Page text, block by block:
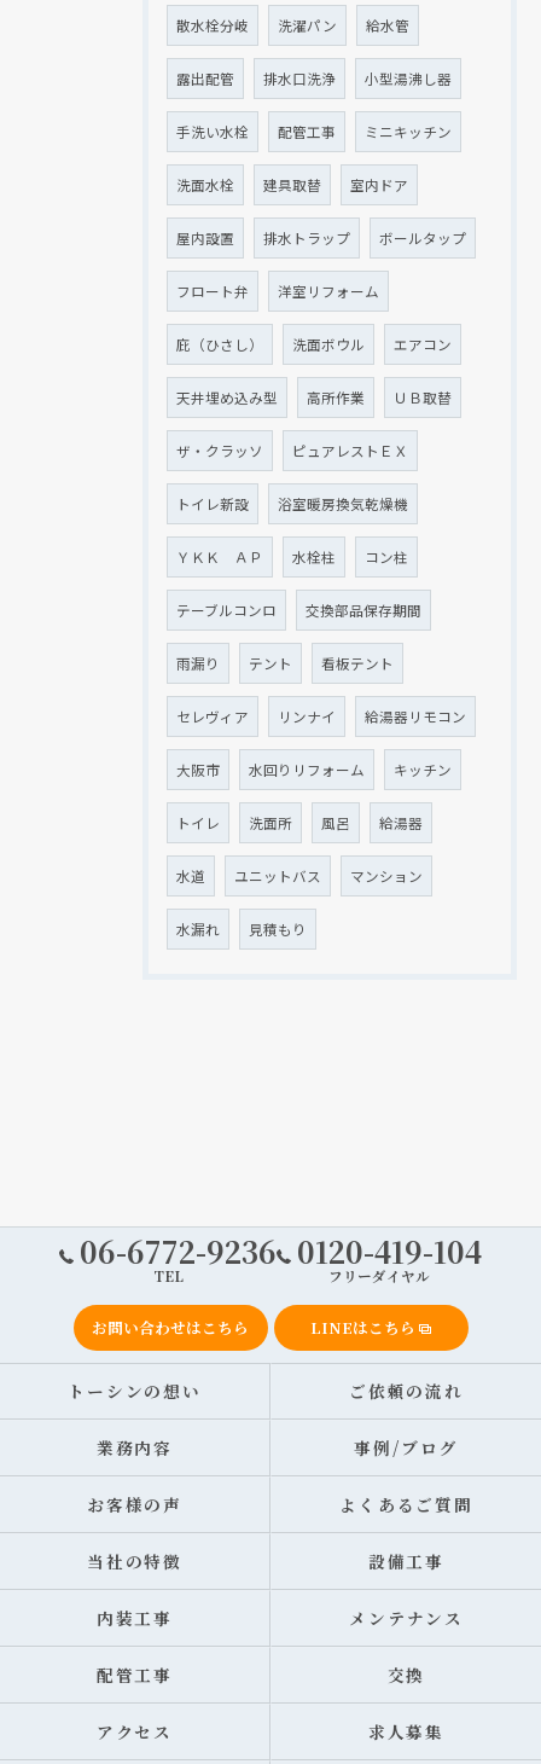
散水栓分岐 洗濯パン 給水管
露出配管 排水口洗浄 小型湯沸し器
手洗い水栓 配管工事 ミニキッチン
洗面水栓 建具取替 室内ドア
屋内設置 排水トラップ ボールタップ
フロート弁 洋室リフォーム
庇（ひさし） 洗面ボウル エアコン
天井埋め込み型 高所作業 ＵＢ取替
ザ・クラッソ ピュアレストＥＸ
トイレ新設 浴室暖房換気乾燥機
ＹＫＫ ＡＰ 水栓柱 コン柱
テーブルコンロ 交換部品保存期間
雨漏り テント 看板テント
セレヴィア リンナイ 給湯器リモコン
大阪市 水回りリフォーム キッチン
トイレ 洗面所 風呂 給湯器
水道 ユニットバス マンション
水漏れ 見積もり
06-6772-9236
TEL
0120-419-104
フリーダイヤル
お問い合わせはこちら LINEはこちら
トーシンの想い ご依頼の流れ
業務内容 事例/ブログ
お客様の声 よくあるご質問
当社の特徴 設備工事
内装工事 メンテナンス
配管工事 交換
アクセス 求人募集